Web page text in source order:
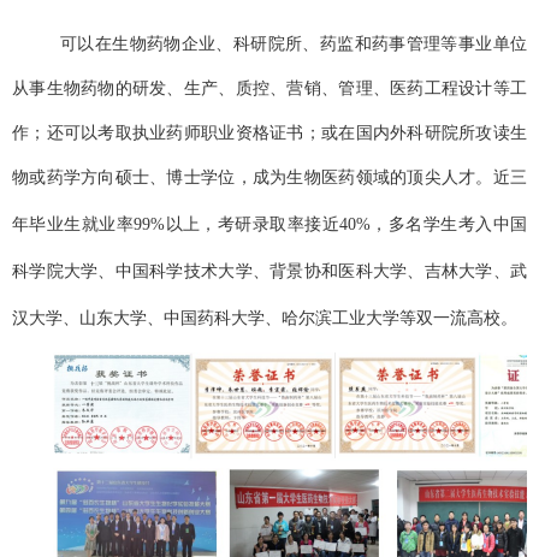
可以在生物药物企业、科研院所、药监和药事管理等事业单位
从事生物药物的研发、生产、质控、营销、管理、医药工程设计等工
作；还可以考取执业药师职业资格证书；或在国内外科研院所攻读生
物或药学方向硕士、博士学位，成为生物医药领域的顶尖人才。近三
年毕业生就业率99% 以上，考研录取率接近40% ，多名学生考入中国
科学院大学、中国科学技术大学、背景协和医科大学、吉林大学、武
汉大学、山东大学、中国药科大学、哈尔滨工业大学等双一流高校。